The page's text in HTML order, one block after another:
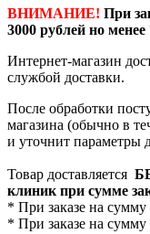
ВНИМАНИЕ! При
3000 рублей но
Интернет-магазин
службой доставки.
После обработки
магазина (обычно в
и уточнит параметры
Товар доставляется
клиник при сумме
* При заказе на сумму
* При заказе на сумму